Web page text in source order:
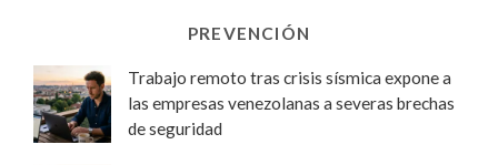
PREVENCIÓN
Trabajo remoto tras crisis sísmica expone a
las empresas venezolanas a severas brechas
de seguridad